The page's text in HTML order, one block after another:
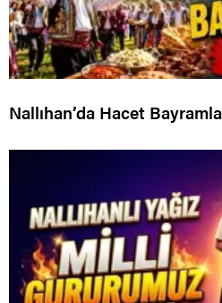
Nallıhan’da Hacet